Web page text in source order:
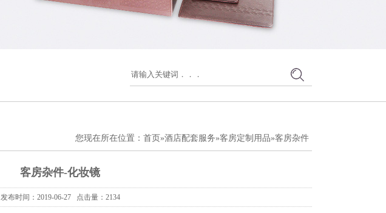
您现在所在位置： 首页 »酒店配套服务»客房定制用品»客房杂件
客房杂件-化妆镜
发布时间：2019-06-27 点击量：2134